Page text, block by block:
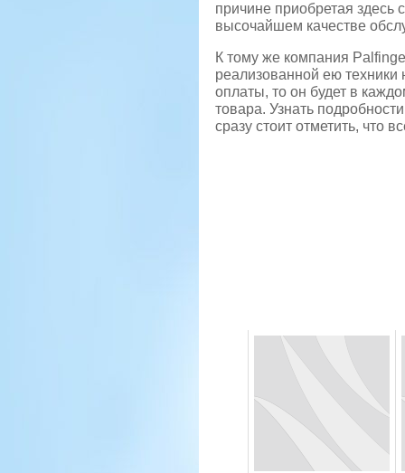
причине приобретая
высочайшем качестве
К тому же компания
реализованной ею техники
оплаты, то он будет в
товара. Узнать
сразу стоит отметить, что